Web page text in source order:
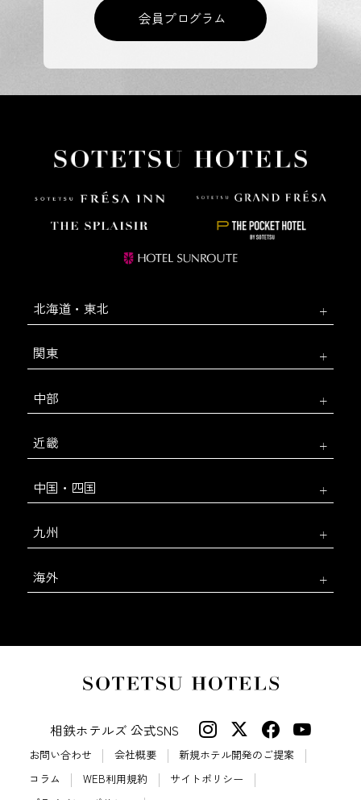
会員プログラム
北海道・東北
関東
中部
近畿
中国・四国
九州
海外
相鉄ホテルズ 公式SNS
お問い合わせ 会社概要
新規ホテル開発のご提案
コラム
WEB利用規約
サイトポリシー